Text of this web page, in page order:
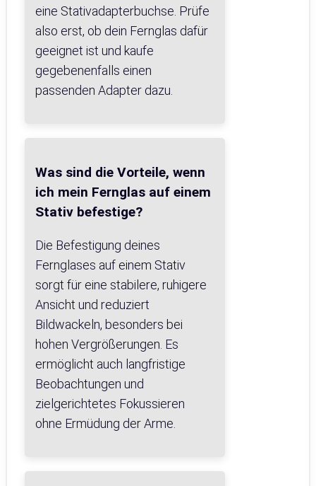
eine Stativadapterbuchse. Prüfe
also erst, ob dein Fernglas dafür
geeignet ist und kaufe
gegebenenfalls einen
passenden Adapter dazu.
Was sind die Vorteile, wenn
ich mein Fernglas auf einem
Stativ befestige?
Die Befestigung deines
Fernglases auf einem Stativ
sorgt für eine stabilere, ruhigere
Ansicht und reduziert
Bildwackeln, besonders bei
hohen Vergrößerungen. Es
ermöglicht auch langfristige
Beobachtungen und
zielgerichtetes Fokussieren
ohne Ermüdung der Arme.